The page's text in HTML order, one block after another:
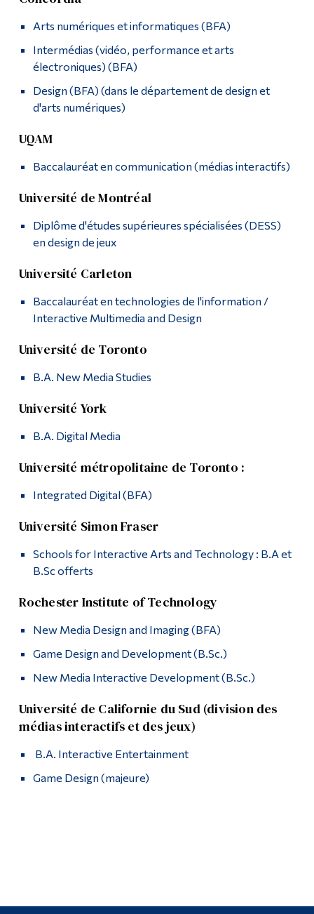
Le profil AMI est-il fait pour moi?
Après le diplôme
Game Jam de Dawson
Arts numériques et informatiques (BFA)
Intermédias (vidéo, performance et arts
électroniques) (BFA)
Design (BFA) (dans le département de design et
d'arts numériques)
UQAM
Baccalauréat en communication (médias interactifs)
Université de Montréal
Diplôme d'études supérieures spécialisées (DESS)
en design de jeux
Université Carleton
Baccalauréat en technologies de l'information /
Interactive Multimedia and Design
Université de Toronto
B.A. New Media Studies
Université York
B.A. Digital Media
Université métropolitaine de Toronto :
Integrated Digital (BFA)
Université Simon Fraser
Schools for Interactive Arts and Technology : B.A et
B.Sc offerts
Rochester Institute of Technology
New Media Design and Imaging (BFA)
Game Design and Development (B.Sc.)
New Media Interactive Development (B.Sc.)
Université de Californie du Sud (division des
médias interactifs et des jeux)
B.A. Interactive Entertainment
Game Design (majeure)
La vie à Dawson
Futurs étudiants
Diplômé·es et visiteur·euses